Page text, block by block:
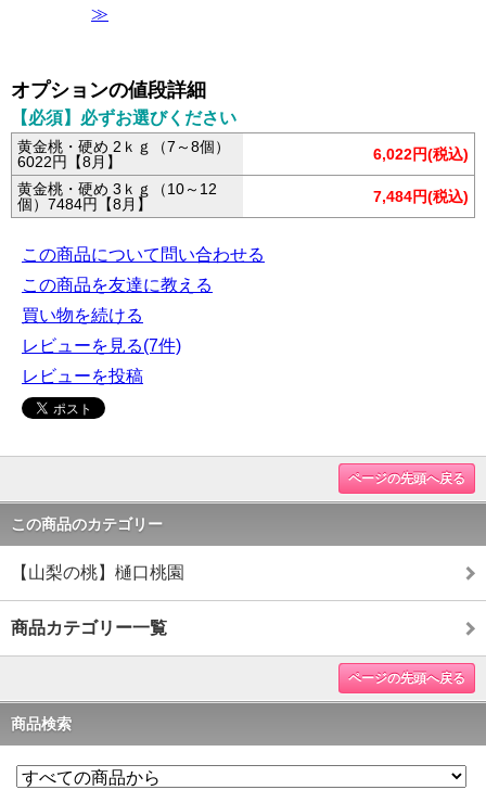
≫
オプションの値段詳細
【必須】必ずお選びください
黄金桃・硬め 2ｋｇ（7～8個）
6022円【8月】
6,022円(税込)
黄金桃・硬め 3ｋｇ（10～12
個）7484円【8月】
7,484円(税込)
この商品について問い合わせる
この商品を友達に教える
買い物を続ける
レビューを見る(7件)
レビューを投稿
ページの先頭へ戻る
この商品のカテゴリー
【山梨の桃】樋口桃園
商品カテゴリー一覧
ページの先頭へ戻る
商品検索